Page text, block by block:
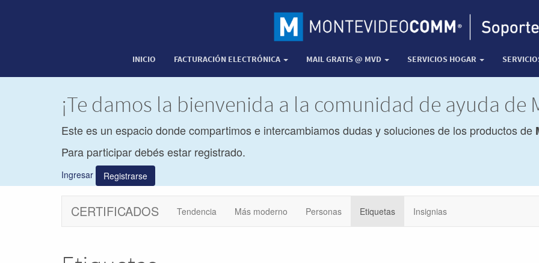
INICIO FACTURACIÓN ELECTRÓNICA MAIL GRATIS @ MVD SERVICIOS HOGAR
¡Te damos la bienvenida a la comunidad de ayuda de
Este es un espacio donde compartimos e intercambiamos dudas y soluciones de los productos de
Para participar debés estar registrado.
Ingresar Registrarse
CERTIFICADOS Tendencia Más moderno Personas Etiquetas Insignias